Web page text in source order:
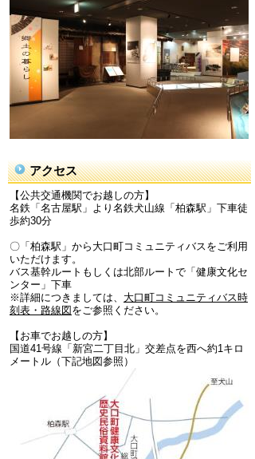
アクセス
【公共交通機関でお越しの方】
名鉄「名古屋駅」より名鉄犬山線「柏森駅」下車徒
歩約30分
〇「柏森駅」から大口町コミュニティバスをご利用
いただけます。
バス基幹ルートもしくは北部ルートで「健康文化セ
ンター」下車
※詳細につきましては、 大口町コミュニティバス時
刻表・路線図 をご参照ください。
【お車でお越しの方】
国道41号線「新宮二丁目北」交差点を西へ約1キロ
メートル（下記地図参照）